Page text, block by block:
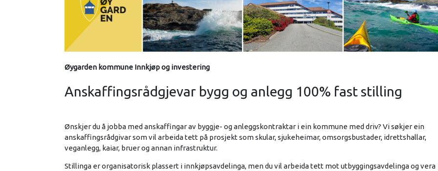
Øygarden kommune Innkjøp og investering
Anskaffingsrådgjevar bygg og anlegg 100% fast stilling
Ønskjer du å jobba med anskaffingar av byggje- og anleggskontraktar i ein kommune med driv? Vi søkjer ein
anskaffingsrådgivar som vil arbeida tett på prosjekt som skular, sjukeheimar, omsorgsbustader, idrettshallar,
veganlegg, kaiar, bruer og annan infrastruktur.
Stillinga er organisatorisk plassert i innkjøpsavdelinga, men du vil arbeida tett mot utbyggingsavdelinga og vera